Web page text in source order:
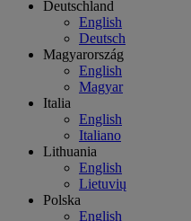
Deutschland
English
Deutsch
Magyarország
English
Magyar
Italia
English
Italiano
Lithuania
English
Lietuvių
Polska
English